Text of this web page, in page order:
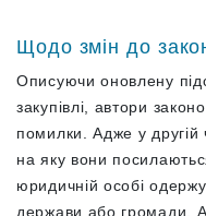
Щодо змін до
Описуючи оновлену
закупівлі, автори
помилки. Адже у другій
на яку вони
юридичній особі
держави або громади.